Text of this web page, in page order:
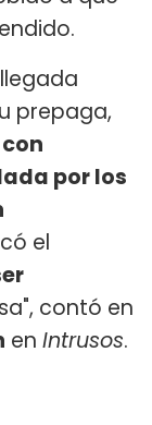
prepaga,
por los
el
contó en
en Intrusos.